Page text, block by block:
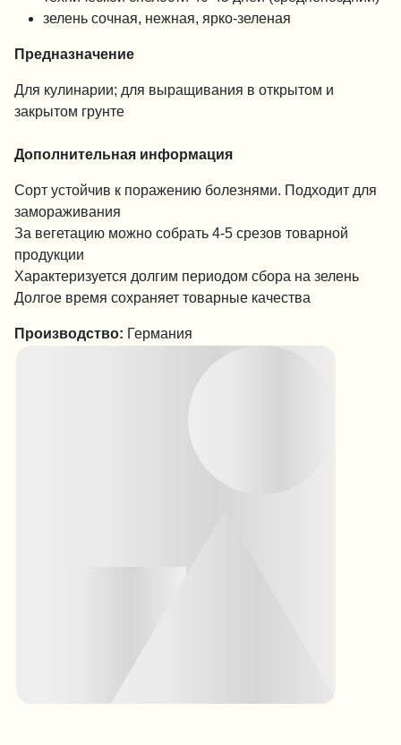
зелень сочная, нежная, ярко-зеленая
Предназначение
Для кулинарии; для выращивания в открытом и
закрытом грунте
Дополнительная информация
Сорт устойчив к поражению болезнями. Подходит для
замораживания
За вегетацию можно собрать 4-5 срезов товарной
продукции
Характеризуется долгим периодом сбора на зелень
Долгое время сохраняет товарные качества
Производство: Германия